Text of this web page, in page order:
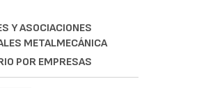
Y ASOCIACIONES
METALMECÁNICA
POR EMPRESAS